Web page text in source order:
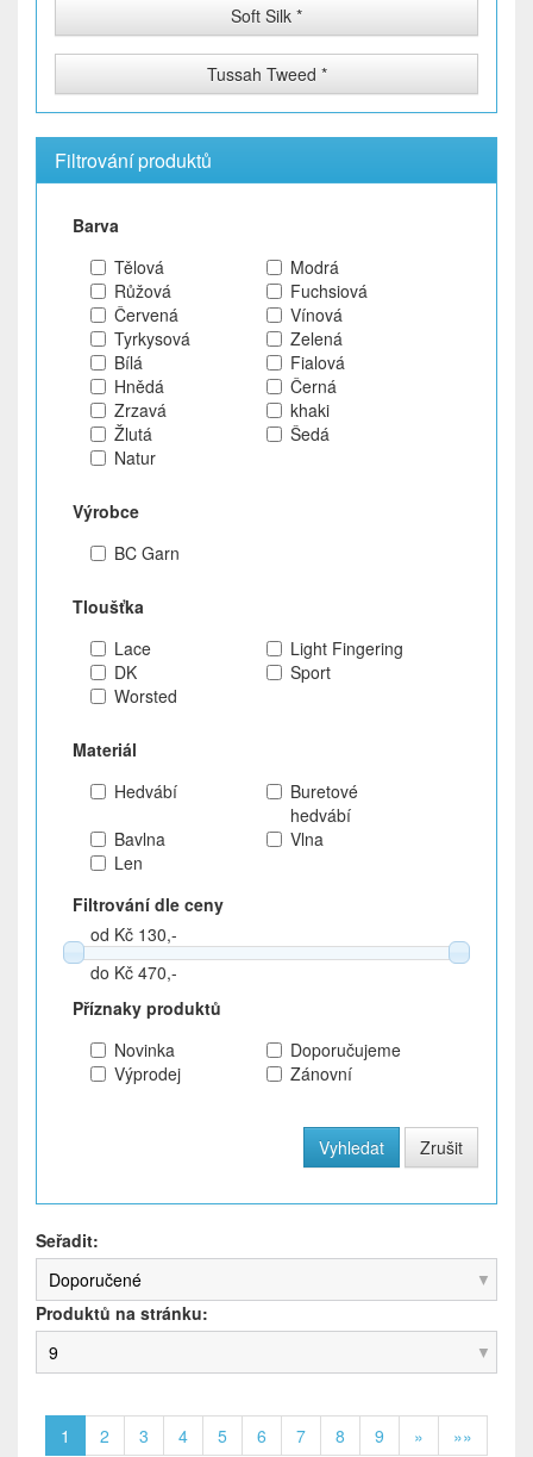
Soft Silk *
Tussah Tweed *
Filtrování produktů
Barva
Tělová
Modrá
Růžová
Fuchsiová
Červená
Vínová
Tyrkysová
Zelená
Bílá
Fialová
Hnědá
Černá
Zrzavá
khaki
Žlutá
Šedá
Natur
Výrobce
BC Garn
Tloušťka
Lace
Light Fingering
DK
Sport
Worsted
Materiál
Hedvábí
Buretové
hedvábí
Bavlna
Vlna
Len
Filtrování dle ceny
od Kč 130,-
do Kč 470,-
Příznaky produktů
Novinka
Doporučujeme
Výprodej
Zánovní
Seřadit:
Doporučené
Produktů na stránku:
9
1 2 3 4 5 6 7 8 9 » »»